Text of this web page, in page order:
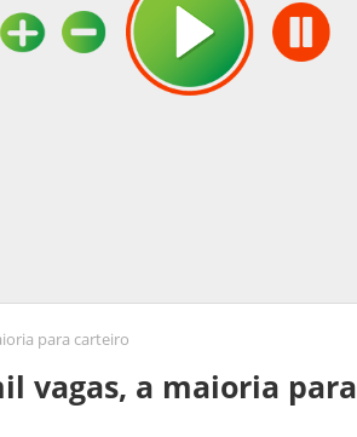
para carteiro
vagas, a maioria para